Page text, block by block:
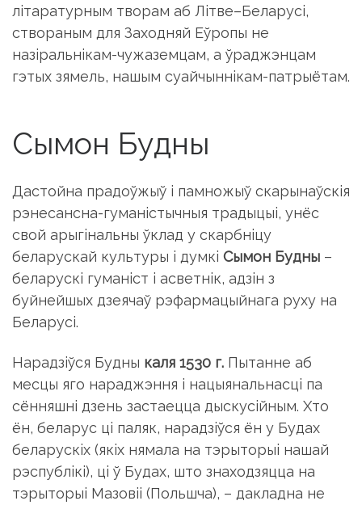
лiтаратурным творам аб Лiтве–Беларусi,
створаным для Заходняй Еўропы не
назiральнiкам-чужаземцам, а ўраджэнцам
гэтых зямель, нашым суайчыннiкам-патрыётам.
Сымон Будны
Дастойна прадоўжыў i памножыў скарынаўскiя
рэнесансна-гу­ма­нiстычныя традыцыi, унёс
свой арыгiнальны ўклад у скарбнiцу
беларускай культуры i думкi Сымон Будны –
беларускi гуманiст i асветнiк, адзiн з
буйнейшых дзеячаў рэфармацыйнага руху на
Беларусi.
Нарадзiўся Будны каля 1530 г. Пытанне аб
месцы яго нараджэння i нацыянальнасцi па
сённяшнi дзень застаецца дыскусiйным. Хто
ён, беларус цi паляк, нарадзiўся ён у Будах
беларускiх (якiх нямала на тэрыторыi нашай
рэспублiкi), цi ў Будах, што знаходзяцца на
тэрыторыi Мазовii (Польшча), – дакладна не